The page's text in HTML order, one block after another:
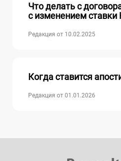
Что делать с
с изменением
Редакция от 10.02.2025
Когда ставится
Редакция от 01.01.2026